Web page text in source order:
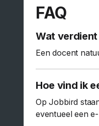
FAQ
Wat
Een docent
Hoe vind ik
Op Jobbird
eventueel een